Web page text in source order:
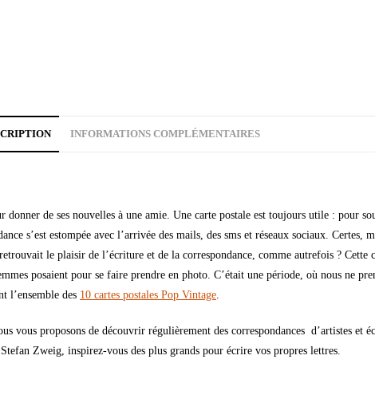
INFORMATIONS COMPLÉMENTAIRES
de ses nouvelles à une amie. Une carte postale est toujours utile : pour
s’est estompée avec l’arrivée des mails, des sms et réseaux sociaux. Certes,
le plaisir de l’écriture et de la correspondance, comme autrefois ?
posaient pour se faire prendre en photo. C’était une période, où nous ne
l’ensemble des 10 cartes postales Pop Vintage
proposons de découvrir régulièrement des correspondances d’artistes et
Stefan Zweig, inspirez-vous des plus grands pour écrire vos propres lettres.